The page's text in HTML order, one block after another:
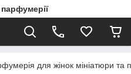
для жінок мініатюри та